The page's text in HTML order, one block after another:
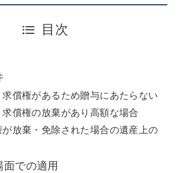
目次
求償権があるため贈与にあたらない
求償権の放棄があり高額な場合
が放棄・免除された場合の遺産上の
での適用